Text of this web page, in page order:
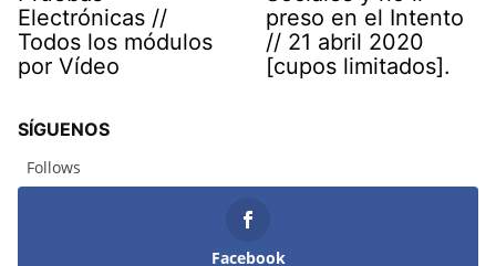
Electrónicas //
Todos los módulos
por Vídeo
preso en el Intento
// 21 abril 2020
[cupos limitados].
SÍGUENOS
Follows
Facebook